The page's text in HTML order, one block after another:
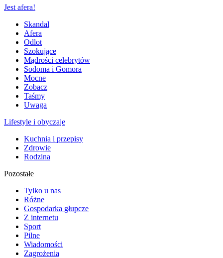
Jest afera!
Skandal
Afera
Odlot
Szokujące
Mądrości celebrytów
Sodoma i Gomora
Mocne
Zobacz
Taśmy
Uwaga
Lifestyle i obyczaje
Kuchnia i przepisy
Zdrowie
Rodzina
Pozostałe
Tylko u nas
Różne
Gospodarka głupcze
Z internetu
Sport
Pilne
Wiadomości
Zagrożenia